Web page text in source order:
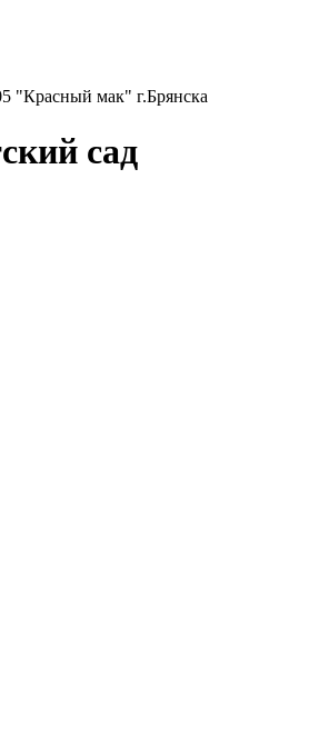
"Красный мак" г.Брянска
сад